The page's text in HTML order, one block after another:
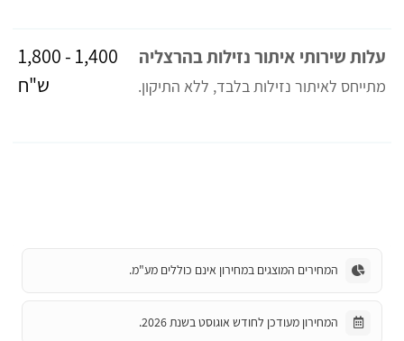
עלות שירותי איתור נזילות בהרצליה
מתייחס לאיתור נזילות בלבד, ללא התיקון.
1,400 - 1,800
ש"ח
המחירים המוצגים במחירון אינם כוללים מע"מ.
המחירון מעודכן לחודש אוגוסט בשנת 2026.